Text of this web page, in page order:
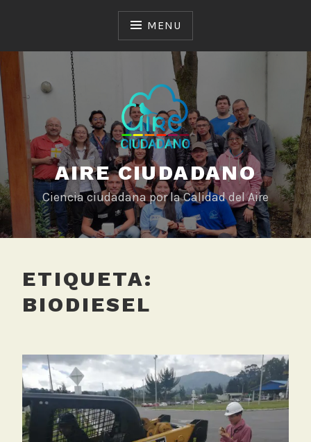
MENU
AIRE CIUDADANO
Ciencia ciudadana por la Calidad del Aire
ETIQUETA:
BIODIESEL